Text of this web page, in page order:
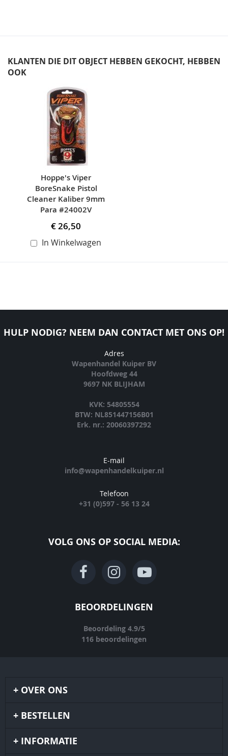
KLANTEN DIE DIT OBJECT HEBBEN GEKOCHT, HEBBEN
OOK
carousel
Hoppe's Viper
BoreSnake Pistol
Cleaner Kaliber 9mm
Para #24002V
€ 26,50
In Winkelwagen
HULP NODIG? NEEM DAN CONTACT MET ONS OP!
Adres
Wapenhandel Kuiper BV
Hoofdweg 44
9697 NK BLIJHAM
KVK: 54805554
BTW: NL851447156B01
Erk. nr.: 20060397292
E-mail
info@wapenhandelkuiper.nl
Telefoon
+31 (0)597 - 56 13 24
VOLG ONS OP SOCIAL MEDIA:
BEOORDELINGEN
Beoordeling 4.9/5
116 beoordelingen
OVER ONS
BESTELLEN
INFORMATIE